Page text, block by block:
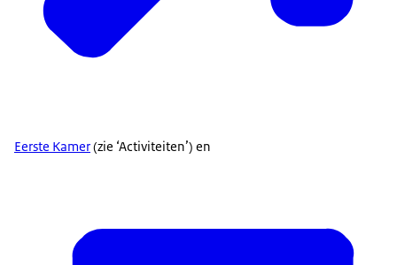
Eerste Kamer(zie ‘Activiteiten’) en